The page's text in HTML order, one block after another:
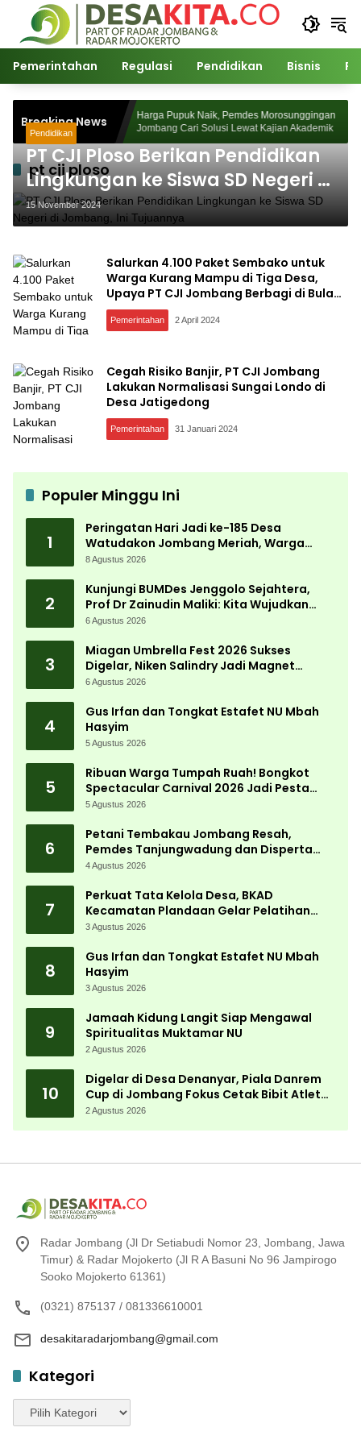
Langsung
konten
Pemerintahan Regulasi Pendidikan Bisnis
Breaking News
Watudakon
Blek Padati
Harga Pupuk Naik, Pemdes Morosunggingan
Jombang Cari Solusi Lewat Kajian Akademik
pt cji ploso
Pendidikan
PT CJI Ploso Berikan Pendidikan
Lingkungan ke Siswa SD Negeri di
Jombang, Ini Tujuannya
15 November 2024
Salurkan 4.100 Paket Sembako untuk
Warga Kurang Mampu di Tiga Desa,
Upaya PT CJI Jombang Berbagi di Bulan
Ramadan
Pemerintahan 2 April 2024
Cegah Risiko Banjir, PT CJI Jombang
Lakukan Normalisasi Sungai Londo di
Desa Jatigedong
Pemerintahan 31 Januari 2024
Populer Minggu Ini
1
Peringatan Hari Jadi ke-185 Desa
Watudakon Jombang Meriah, Warga
Tumpek Blek Padati Karnaval Budaya
8 Agustus 2026
2
Kunjungi BUMDes Jenggolo Sejahtera,
Prof Dr Zainudin Maliki: Kita Wujudkan
Kemandirian Ekonomi dengan Potensi
6 Agustus 2026
3
Miagan Umbrella Fest 2026 Sukses
Digelar, Niken Salindry Jadi Magnet
Ribuan Pengunjung
6 Agustus 2026
4
Gus Irfan dan Tongkat Estafet NU Mbah
Hasyim
5 Agustus 2026
5
Ribuan Warga Tumpah Ruah! Bongkot
Spectacular Carnival 2026 Jadi Pesta
Kemerdekaan Terbesar di Peterongan
5 Agustus 2026
6
Petani Tembakau Jombang Resah,
Pemdes Tanjungwadung dan Disperta
Bergerak Cepat
4 Agustus 2026
7
Perkuat Tata Kelola Desa, BKAD
Kecamatan Plandaan Gelar Pelatihan
Aparatur Pemdes
3 Agustus 2026
8
Gus Irfan dan Tongkat Estafet NU Mbah
Hasyim
3 Agustus 2026
9
Jamaah Kidung Langit Siap Mengawal
Spiritualitas Muktamar NU
2 Agustus 2026
10
Digelar di Desa Denanyar, Piala Danrem
Cup di Jombang Fokus Cetak Bibit Atlet
Menembak Berprestasi
2 Agustus 2026
Radar Jombang (Jl Dr Setiabudi Nomor 23, Jombang, Jawa
Timur) & Radar Mojokerto (Jl R A Basuni No 96 Jampirogo
Sooko Mojokerto 61361)
(0321) 875137 / 081336610001
desakitaradarjombang@gmail.com
Kategori
Kategori